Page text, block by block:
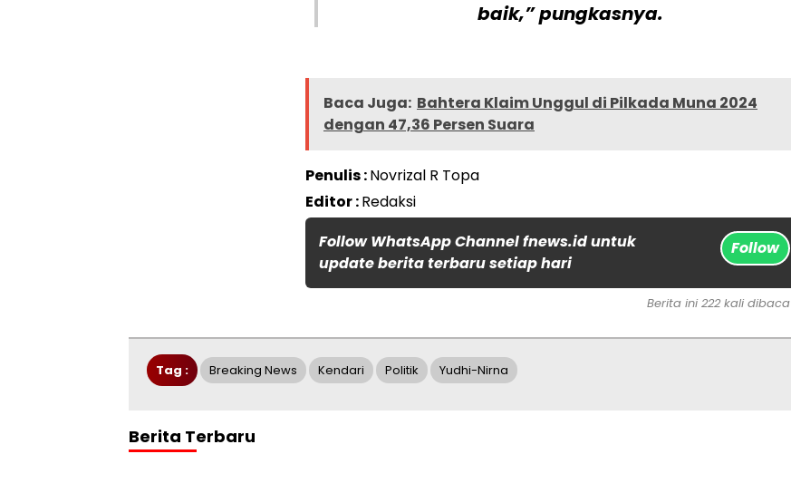
baik,” pungkasnya.
Baca Juga: Bahtera Klaim Unggul di Pilkada Muna 2024
dengan 47,36 Persen Suara
Penulis :Novrizal R Topa
Editor :Redaksi
Follow WhatsApp Channel fnews.id untuk
update berita terbaru setiap hari
Follow
Berita ini 222 kali dibaca
Tag : Breaking News Kendari Politik Yudhi-Nirna
Berita Terbaru